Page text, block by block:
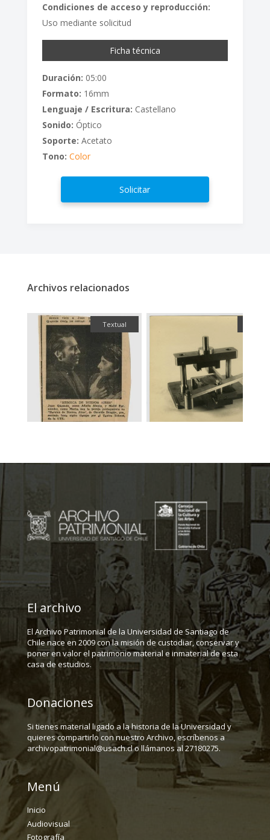
Condiciones de acceso y reproducción:
Uso mediante solicitud
Ficha técnica
Duración: 05:00
Formato: 16mm
Lenguaje / Escritura: Castellano
Sonido: Óptico
Soporte: Acetato
Tono: Color
Solicitar
Archivos relacionados
Textual
El archivo
El Archivo Patrimonial de la Universidad de Santiago de
Chile nace en 2009 con la misión de custodiar, conservar y
poner en valor el patrimonio material e inmaterial de esta
casa de estudios.
Donaciones
Si tienes material ligado a la historia de la Universidad y
quieres compartirlo con nuestro Archivo, escríbenos a
archivopatrimonial@usach.cl o llámanos al 27180275.
Menú
Inicio
Audiovisual
Fotografía